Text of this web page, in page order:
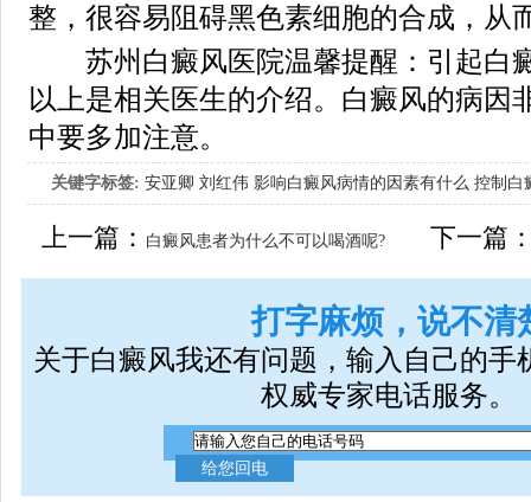
整，很容易阻碍黑色素细胞的合成，从
苏州白癜风医院温馨提醒：引起白
以上是相关医生的介绍。白癜风的病因
中要多加注意。
关键字标签: 安亚卿 刘红伟 影响白癜风病情的因素有什么 控制白
女生应该如何治疗呢
上一篇： 白癜风患者为什么不可以喝酒呢? 下一篇
打字麻烦，说不清
关于白癜风我还有问题，输入自己的手
权威专家电话服务。